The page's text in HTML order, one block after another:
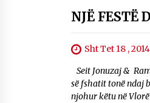
NJË FESTË
Sht Tet 18 , 2014
Seit Jonuzaj &
së fshatit tonë ndaj
njohur këtu në